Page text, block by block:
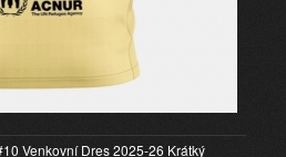
Venkovní Dres 2025-26 Krátký